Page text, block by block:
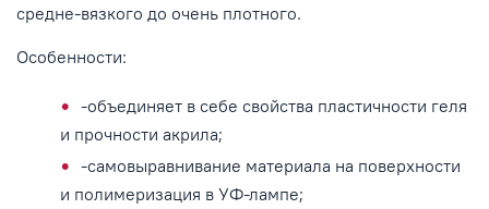
средне-вязкого до очень плотного.
Особенности:
-объединяет в себе свойства пластичности геля
и прочности акрила;
-самовыравнивание материала на поверхности
и полимеризация в УФ-лампе;